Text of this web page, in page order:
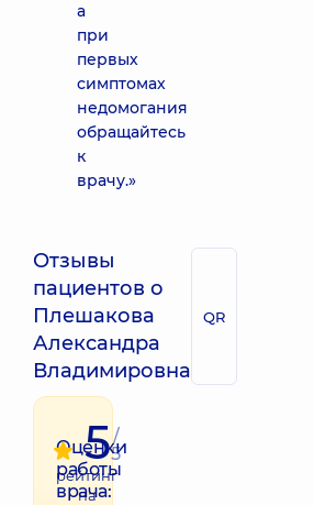
а
при
первых
симптомах
недомогания
обращайтесь
к
врачу.»
Отзывы
пациентов о
Плешакова
Александра
Владимировна
QR
Оценки
работы
врача:
5/
5
рейтинг
на